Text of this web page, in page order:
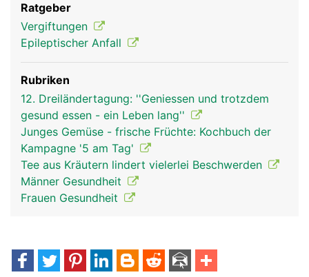
Ratgeber
Vergiftungen
Epileptischer Anfall
Rubriken
12. Dreiländertagung: ''Geniessen und trotzdem
gesund essen - ein Leben lang''
Junges Gemüse - frische Früchte: Kochbuch der
Kampagne '5 am Tag'
Tee aus Kräutern lindert vielerlei Beschwerden
Männer Gesundheit
Frauen Gesundheit